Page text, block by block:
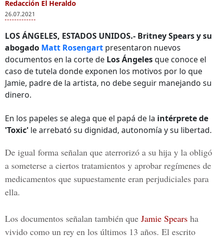
Redacción El Heraldo
26.07.2021
LOS ÁNGELES, ESTADOS UNIDOS.- Britney Spears y su
abogado Matt Rosengart presentaron nuevos
documentos en la corte de Los Ángelesque conoce el
caso de tutela donde exponen los motivos por lo que
Jamie, padre de la artista, no debe seguir manejando su
dinero.
En los papeles se alega que el papá de la intérprete de
'Toxic' le arrebató su dignidad, autonomía y su libertad.
De igual forma señalan que aterrorizó a su hija y la obligó
a someterse a ciertos tratamientos y aprobar regímenes de
medicamentos que supuestamente eran perjudiciales para
ella.
Los documentos señalan también que Jamie Spears ha
vivido como un rey en los últimos 13 años. El escrito